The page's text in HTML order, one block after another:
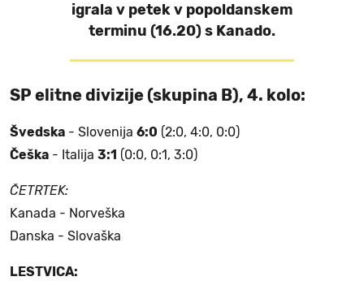
igrala v petek v popoldanskem
terminu (16.20) s Kanado.
SP elitne divizije (skupina B), 4. kolo:
Švedska - Slovenija 6:0 (2:0, 4:0, 0:0)
Češka - Italija 3:1 (0:0, 0:1, 3:0)
ČETRTEK:
Kanada - Norveška
Danska - Slovaška
LESTVICA: